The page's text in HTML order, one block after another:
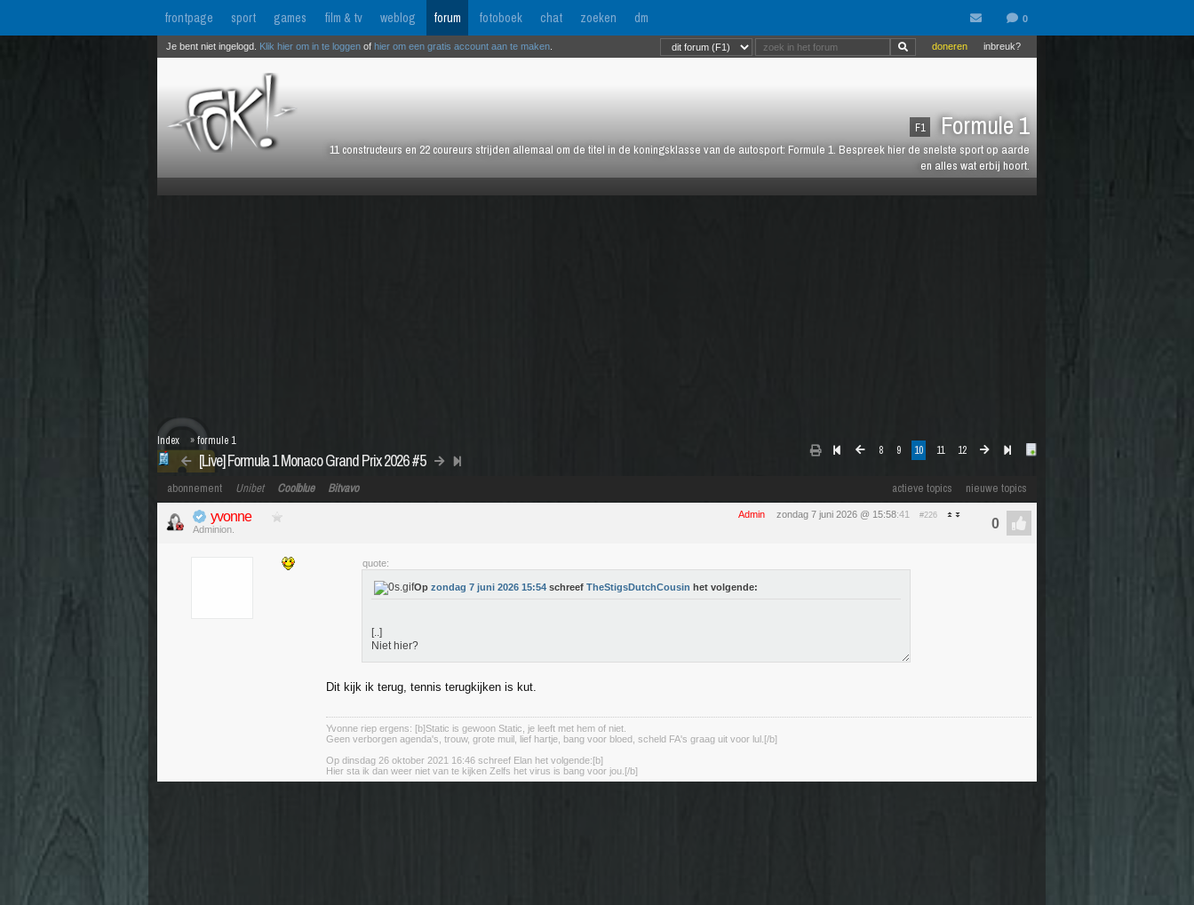
frontpage sport games film & tv weblog forum fotoboek chat zoeken dm
F1 Formule 1
11 constructeurs en 22 coureurs strijden allemaal om de titel in de koningsklasse van de autosport: Formule 1. Bespreek hier de snelste sport op aarde
en alles wat erbij hoort.
inbreuk?
doneren
Je bent niet ingelogd. Klik hier om in te loggen of hier om een gratis account aan te maken
8 9 10 11 12
[Live] Formula 1 Monaco Grand Prix 2026 #5
Index »formule 1
actieve topics nieuwe topics
abonnement Unibet Coolblue Bitvavo
Admin zondag 7 juni 2026 @ 15:58:41 #226
yvonne
Adminion.
quote:
Op zondag 7 juni 2026 15:54 schreef TheStigsDutchCousin het volgende:
[..]
Niet hier?
Dit kijk ik terug, tennis terugkijken is kut.
Yvonne riep ergens: [b]Static is gewoon Static, je leeft met hem of niet.
Geen verborgen agenda's, trouw, grote muil, lief hartje, bang voor bloed, scheld FA's graag uit voor lul.[/b]
Op dinsdag 26 oktober 2021 16:46 schreef Elan het volgende:[b]
Hier sta ik dan weer niet van te kijken Zelfs het virus is bang voor jou.[/b]